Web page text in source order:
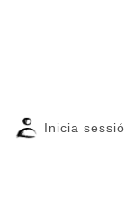
Inicia sessió